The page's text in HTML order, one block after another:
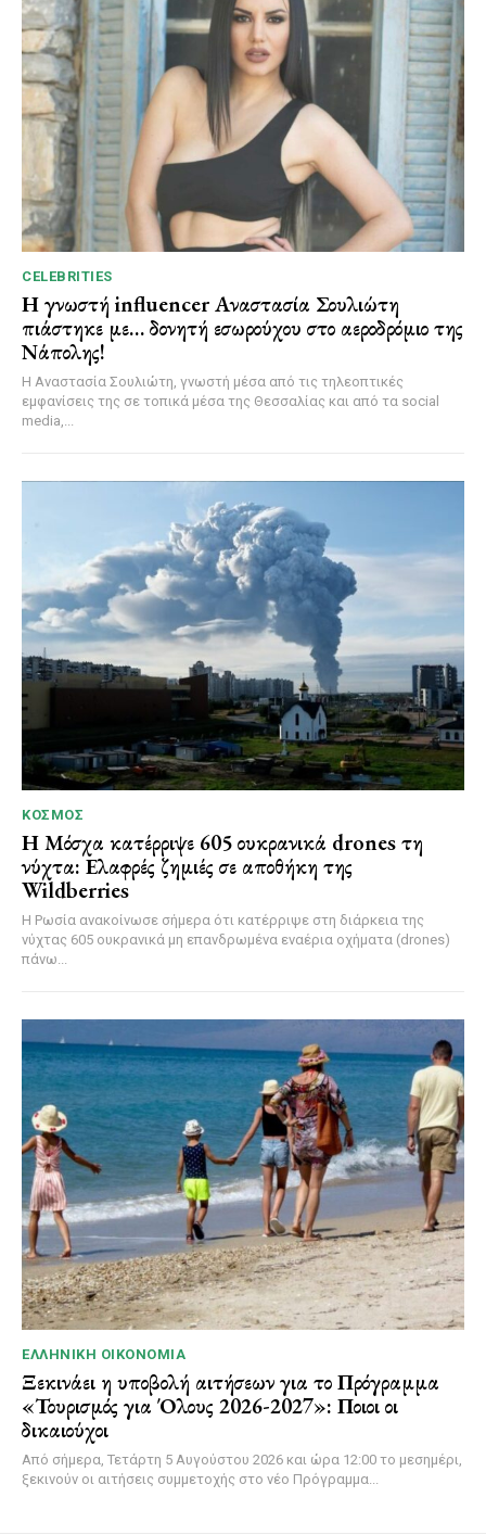
CELEBRITIES
Η γνωστή influencer Αναστασία Σουλιώτη
πιάστηκε με… δονητή εσωρούχου στο αεροδρόμιο της
Νάπολης!
Η Αναστασία Σουλιώτη, γνωστή μέσα από τις τηλεοπτικές
εμφανίσεις της σε τοπικά μέσα της Θεσσαλίας και από τα social
media,...
ΚΌΣΜΟΣ
Η Μόσχα κατέρριψε 605 ουκρανικά drones τη
νύχτα: Ελαφρές ζημιές σε αποθήκη της
Wildberries
Η Ρωσία ανακοίνωσε σήμερα ότι κατέρριψε στη διάρκεια της
νύχτας 605 ουκρανικά μη επανδρωμένα εναέρια οχήματα (drones)
πάνω...
ΕΛΛΗΝΙΚΉ ΟΙΚΟΝΟΜΊΑ
Ξεκινάει η υποβολή αιτήσεων για το Πρόγραμμα
«Τουρισμός για Όλους 2026-2027»: Ποιοι οι
δικαιούχοι
Από σήμερα, Τετάρτη 5 Αυγούστου 2026 και ώρα 12:00 το μεσημέρι,
ξεκινούν οι αιτήσεις συμμετοχής στο νέο Πρόγραμμα...